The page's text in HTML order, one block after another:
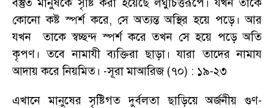
কোনো কষ্ট স্পর্শ করে, সে অত্যন্ত অস্থির হয়ে পড়ে। আর
যখন তাকে স্বচ্ছন্দ স্পর্শ করে তখন সে হয়ে পড়ে অতি
কৃপণ। তবে নামাযী ব্যক্তিরা ছাড়া। যারা তাদের নামায
আদায় করে নিয়মিত। -সূরা মাআরিজ (৭০) : ১৯-২৩
এখানে মানুষের সৃষ্টিগত দুর্বলতা ছাড়িয়ে অর্জনীয় গুণ-